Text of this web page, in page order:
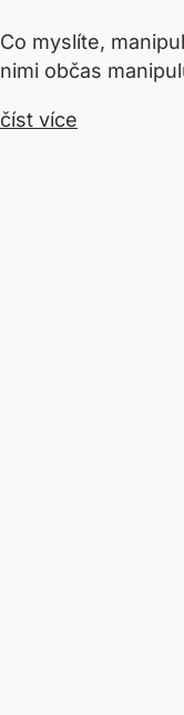
Co myslíte,
nimi občas
číst více